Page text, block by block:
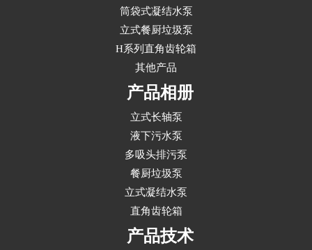
筒袋式凝结水泵
立式餐厨垃圾泵
H系列直角齿轮箱
其他产品
产品相册
立式长轴泵
液下污水泵
多吸头排污泵
餐厨垃圾泵
立式凝结水泵
直角齿轮箱
产品技术